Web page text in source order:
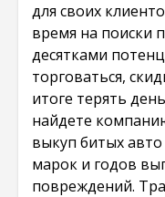
для своих
время на поиски
десятками
торговаться,
итоге терять
найдете
выкуп битых
марок и годов
повреждений.